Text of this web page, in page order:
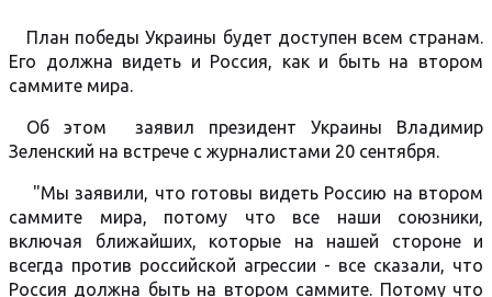
План победы Украины будет доступен всем странам.
Его должна видеть и Россия, как и быть на втором
саммите мира.
Об этом заявил президент Украины Владимир
Зеленский на встрече с журналистами 20 сентября.
"Мы заявили, что готовы видеть Россию на втором
саммите мира, потому что все наши союзники,
включая ближайших, которые на нашей стороне и
всегда против российской агрессии - все сказали, что
Россия должна быть на втором саммите. Потому что